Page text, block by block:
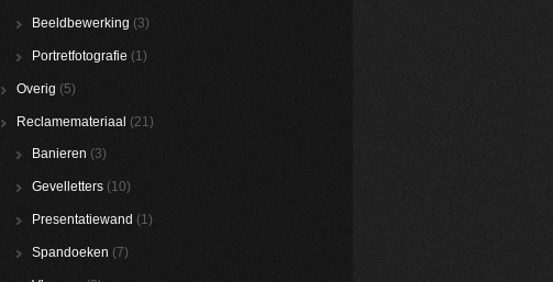
Beeldbewerking (3)
Portretfotografie (1)
Overig (5)
Reclamemateriaal (21)
Banieren (3)
Gevelletters (10)
Presentatiewand (1)
Spandoeken (7)